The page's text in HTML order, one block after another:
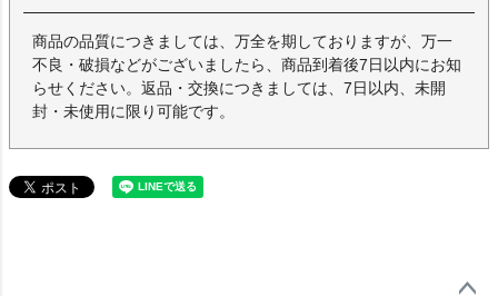
商品の品質につきましては、万全を期しておりますが、万一
不良・破損などがございましたら、商品到着後7日以内にお知
らせください。返品・交換につきましては、7日以内、未開
封・未使用に限り可能です。